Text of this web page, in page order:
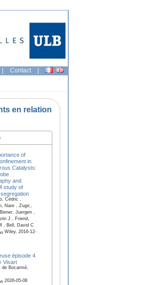
| Contact |
en relation
of
in
Catalysts:
and
study of
Cédric ,
Nare , Zugic,
Juergen ,
J , Friend,
, Bell, David C
Wiley, 2016-12-
4
Visart
de Bocarmé,
2026-05-08